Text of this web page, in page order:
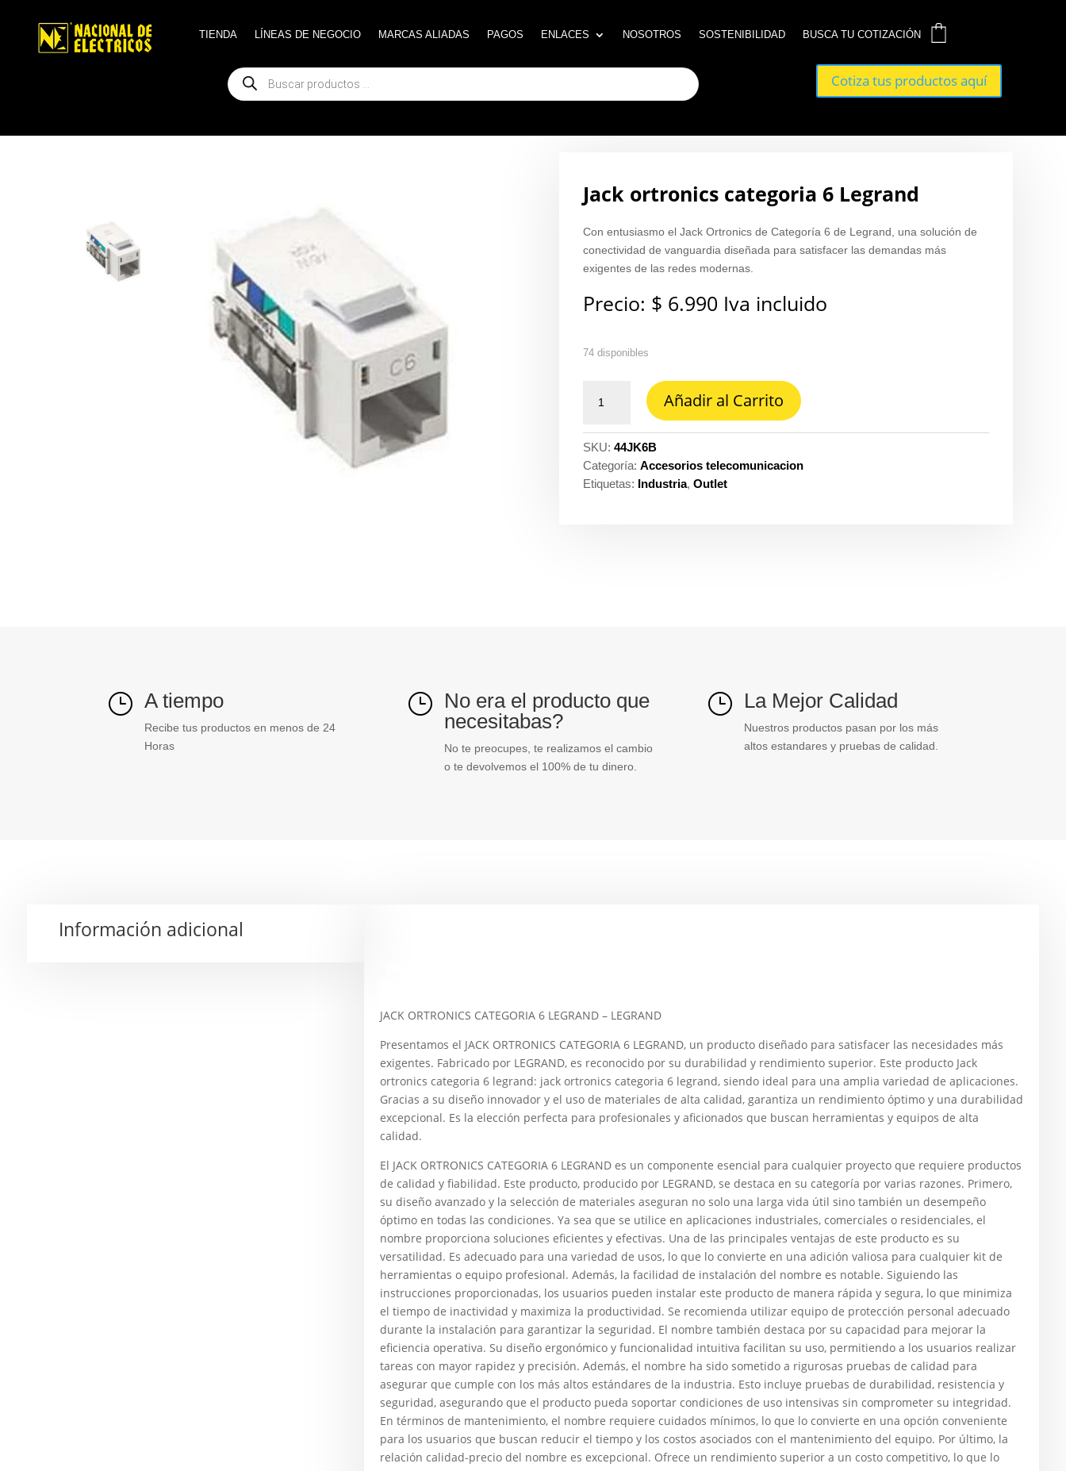
TIENDA LÍNEAS DE NEGOCIO MARCAS ALIADAS PAGOS ENLACES NOSOTROS SOSTENIBILIDAD BUSCA TU COTIZACIÓN
Búsqueda
de
productos
Cotiza tus productos aquí
TIENDA LÍNEAS DE NEGOCIO MARCAS ALIADAS PAGOS ENLACES NOSOTROS SOSTENIBILIDAD BUSCA TU COTIZACIÓN
Búsqueda
de
productos
Cotiza tus productos aquí
Jack ortronics categoria 6 Legrand
Con entusiasmo el Jack Ortronics de Categoría 6 de Legrand, una solución de
conectividad de vanguardia diseñada para satisfacer las demandas más
exigentes de las redes modernas.
Precio: $ 6.990 Iva incluido
74 disponibles
ortronics
6
Legrand
cantidad
Añadir al Carrito
SKU:44JK6B
Categoría:Accesorios telecomunicacion
Etiquetas: Industria,Outlet
} A tiempo
Recibe tus productos en menos de 24
Horas
} No era el producto que
necesitabas?
No te preocupes, te realizamos el cambio
o te devolvemos el 100% de tu dinero.
} La Mejor Calidad
Nuestros productos pasan por los más
altos estandares y pruebas de calidad.
Información adicional
JACK ORTRONICS CATEGORIA 6 LEGRAND – LEGRAND
Presentamos el JACK ORTRONICS CATEGORIA 6 LEGRAND, un producto diseñado para satisfacer las necesidades más
exigentes. Fabricado por LEGRAND, es reconocido por su durabilidad y rendimiento superior. Este producto Jack
ortronics categoria 6 legrand: jack ortronics categoria 6 legrand, siendo ideal para una amplia variedad de aplicaciones.
Gracias a su diseño innovador y el uso de materiales de alta calidad, garantiza un rendimiento óptimo y una durabilidad
excepcional. Es la elección perfecta para profesionales y aficionados que buscan herramientas y equipos de alta
calidad.
El JACK ORTRONICS CATEGORIA 6 LEGRAND es un componente esencial para cualquier proyecto que requiere productos
de calidad y fiabilidad. Este producto, producido por LEGRAND, se destaca en su categoría por varias razones. Primero,
su diseño avanzado y la selección de materiales aseguran no solo una larga vida útil sino también un desempeño
óptimo en todas las condiciones. Ya sea que se utilice en aplicaciones industriales, comerciales o residenciales, el
nombre proporciona soluciones eficientes y efectivas. Una de las principales ventajas de este producto es su
versatilidad. Es adecuado para una variedad de usos, lo que lo convierte en una adición valiosa para cualquier kit de
herramientas o equipo profesional. Además, la facilidad de instalación del nombre es notable. Siguiendo las
instrucciones proporcionadas, los usuarios pueden instalar este producto de manera rápida y segura, lo que minimiza
el tiempo de inactividad y maximiza la productividad. Se recomienda utilizar equipo de protección personal adecuado
durante la instalación para garantizar la seguridad. El nombre también destaca por su capacidad para mejorar la
eficiencia operativa. Su diseño ergonómico y funcionalidad intuitiva facilitan su uso, permitiendo a los usuarios realizar
tareas con mayor rapidez y precisión. Además, el nombre ha sido sometido a rigurosas pruebas de calidad para
asegurar que cumple con los más altos estándares de la industria. Esto incluye pruebas de durabilidad, resistencia y
seguridad, asegurando que el producto pueda soportar condiciones de uso intensivas sin comprometer su integridad.
En términos de mantenimiento, el nombre requiere cuidados mínimos, lo que lo convierte en una opción conveniente
para los usuarios que buscan reducir el tiempo y los costos asociados con el mantenimiento del equipo. Por último, la
relación calidad-precio del nombre es excepcional. Ofrece un rendimiento superior a un costo competitivo, lo que lo